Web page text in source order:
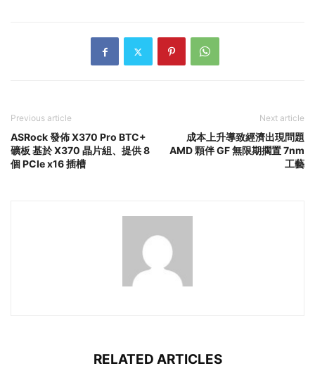
Previous article
ASRock 發佈 X370 Pro BTC+
礦板 基於 X370 晶片組、提供 8
個 PCIe x16 插槽
Next article
成本上升導致經濟出現問題
AMD 顆伴 GF 無限期擱置 7nm
工藝
RELATED ARTICLES